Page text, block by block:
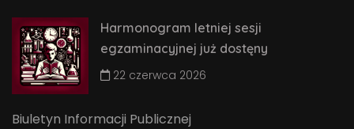
Harmonogram letniej sesji
egzaminacyjnej już dostęny
22 czerwca 2026
Biuletyn Informacji Publicznej